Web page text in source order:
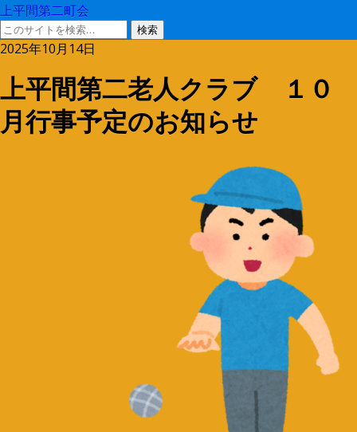
上平間第二町会
2025年10月14日
上平間第二老人クラブ １０
月行事予定のお知らせ